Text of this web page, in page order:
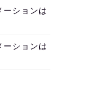
ーションは
ーションは